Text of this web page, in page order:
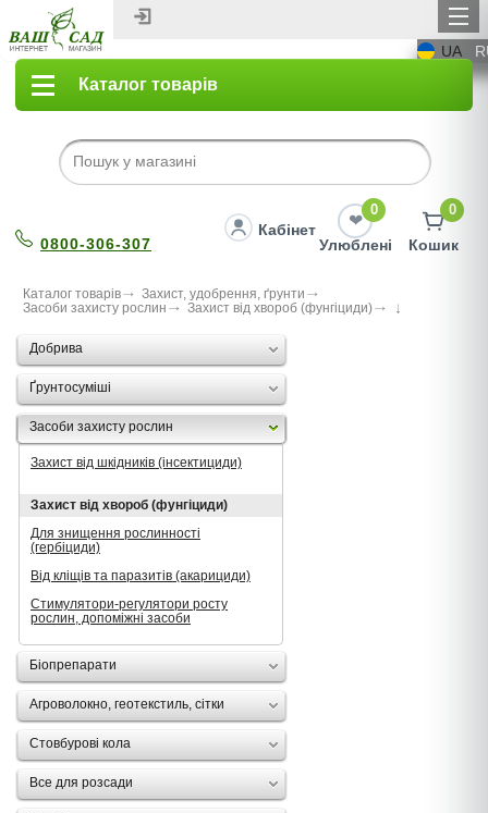
UA
Каталог товарів
0800-306-307
Кабінет
0
Улюблені
0
Кошик
Каталог товарів
Захист, удобрення, ґрунти
Засоби захисту рослин
Захист від хвороб (фунгіциди)
Добрива
Ґрунтосуміші
Засоби захисту рослин
Захист від шкідників (інсектициди)
Захист від хвороб (фунгіциди)
Для знищення рослинності
(гербіциди)
Від кліщів та паразитів (акарициди)
Стимулятори-регулятори росту
рослин, допоміжні засоби
Біопрепарати
Агроволокно, геотекстиль, сітки
Стовбурові кола
Все для розсади